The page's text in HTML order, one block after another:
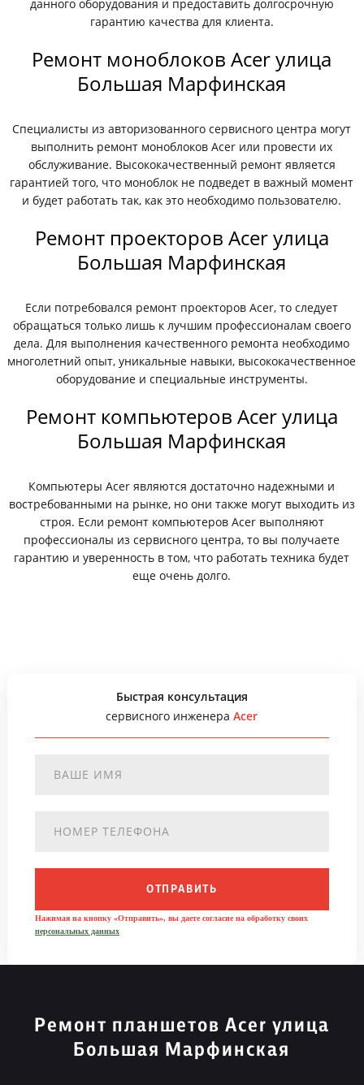
данного оборудования и предоставить долгосрочную
гарантию качества для клиента.
Ремонт моноблоков Acer улица
Большая Марфинская
Специалисты из авторизованного сервисного центра могут
выполнить ремонт моноблоков Acer или провести их
обслуживание. Высококачественный ремонт является
гарантией того, что моноблок не подведет в важный момент
и будет работать так, как это необходимо пользователю.
Ремонт проекторов Acer улица
Большая Марфинская
Если потребовался ремонт проекторов Acer, то следует
обращаться только лишь к лучшим профессионалам своего
дела. Для выполнения качественного ремонта необходимо
многолетний опыт, уникальные навыки, высококачественное
оборудование и специальные инструменты.
Ремонт компьютеров Acer улица
Большая Марфинская
Компьютеры Acer являются достаточно надежными и
востребованными на рынке, но они также могут выходить из
строя. Если ремонт компьютеров Acer выполняют
профессионалы из сервисного центра, то вы получаете
гарантию и уверенность в том, что работать техника будет
еще очень долго.
Быстрая консультация
сервисного инженераAcer
ОТПРАВИТЬ
Нажимая на кнопку «Отправить», вы даете согласие на обработку своих
персональных данных
Ремонт планшетов Acer улица
Большая Марфинская